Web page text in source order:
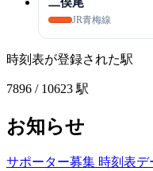
JR青梅線
時刻表が登録された駅
7896 / 10623 駅
お知らせ
サポーター募集 時刻表デ